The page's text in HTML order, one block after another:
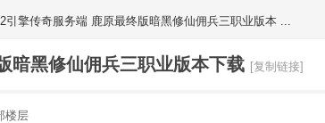
引擎传奇服务端 鹿原最终版暗黑修仙佣兵三职业版本 ...
暗黑修仙佣兵三职业版本下载 [复制链接]
楼层